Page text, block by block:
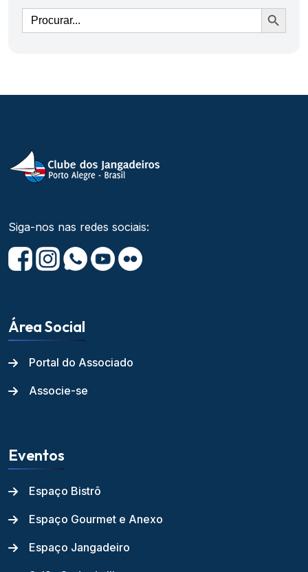
Ir
Siga-nos nas redes sociais:
Área Social
Portal do Associado
Associe-se
Eventos
Espaço Bistrô
Espaço Gourmet e Anexo
Espaço Jangadeiro